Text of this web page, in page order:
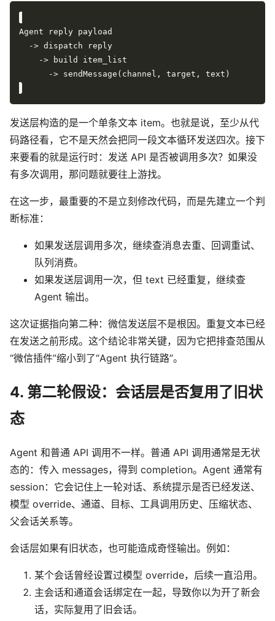
发送层构造的是一个单条文本 item。也就是说，至少从代
码路径看，它不是天然会把同一段文本循环发送四次。接下
来要看的就是运行时：发送 API 是否被调用多次？如果没
有多次调用，那问题就要往上游找。
在这一步，最重要的不是立刻修改代码，而是先建立一个判
断标准：
如果发送层调用多次，继续查消息去重、回调重试、
队列消费。
如果发送层调用一次，但 text 已经重复，继续查
Agent 输出。
这次证据指向第二种：微信发送层不是根因。重复文本已经
在发送之前形成。这个结论非常关键，因为它把排查范围从
“微信插件”缩小到了“Agent 执行链路”。
4. 第二轮假设：会话层是否复用了旧状
态
Agent 和普通 API 调用不一样。普通 API 调用通常是无状
态的：传入 messages，得到 completion。Agent 通常有
session：它会记住上一轮对话、系统提示是否已经发送、
模型 override、通道、目标、工具调用历史、压缩状态、
父会话关系等。
会话层如果有旧状态，也可能造成奇怪输出。例如：
某个会话曾经设置过模型 override，后续一直沿用。
主会话和通道会话绑定在一起，导致你以为开了新会
话，实际复用了旧会话。